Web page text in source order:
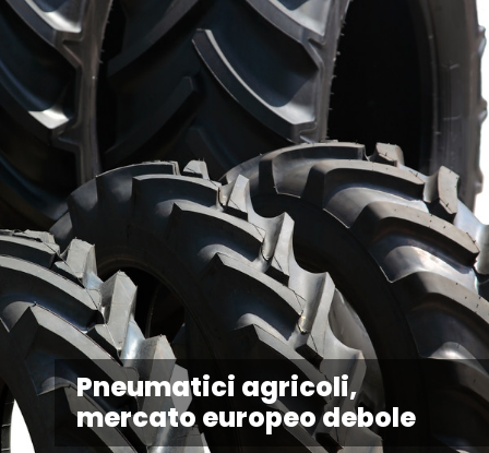
Pneumatici agricoli,
mercato europeo debole